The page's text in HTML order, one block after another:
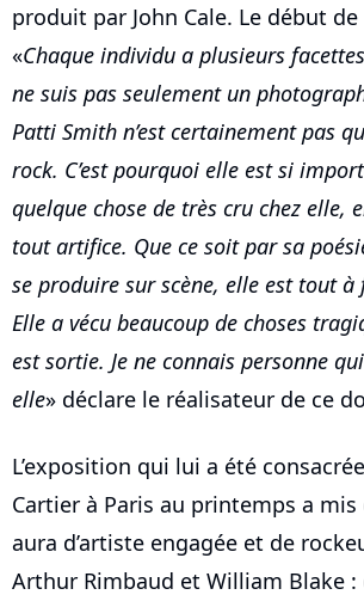
produit par John Cale. Le début
«Chaque individu a plusieurs
ne suis pas seulement un
Patti Smith n’est certainement pas
rock. C’est pourquoi elle est si
quelque chose de très cru chez elle,
tout artifice. Que ce soit par sa
se produire sur scène, elle est tout
Elle a vécu beaucoup de choses
est sortie. Je ne connais personne
elle» déclare le réalisateur de ce
L’exposition qui lui a été
Cartier à Paris au printemps a
aura d’artiste engagée et de
Arthur Rimbaud et William Blake